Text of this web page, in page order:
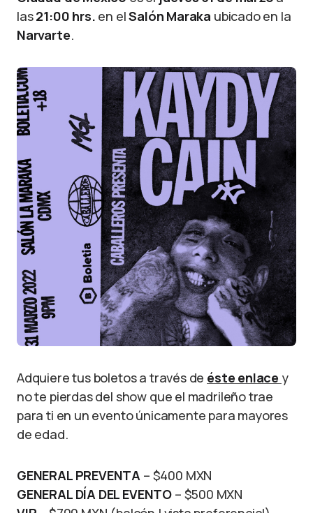
las21:00 hrs. en elSalón Maraka ubicado en la
Narvarte.
Adquiere tus boletos a través de éste enlace y
no te pierdas del show que el madrileño trae
para ti en un evento únicamente para mayores
de edad.
GENERAL PREVENTA – $400 MXN
GENERAL DÍA DEL EVENTO – $500 MXN